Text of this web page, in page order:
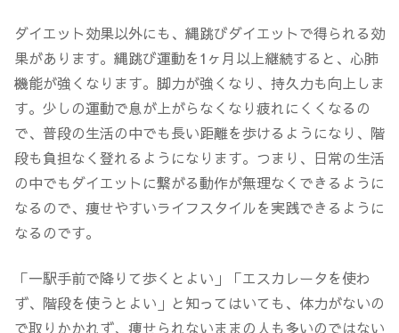
ダイエット効果以外にも、縄跳びダイエットで得られる効
果があります。縄跳び運動を1ヶ月以上継続すると、 心肺
機能が強くなり ます。 脚力が強くなり、持久力も向上 しま
す。少しの運動で息が上がらなくなり疲れにくくなるの
で、普段の生活の中でも長い距離を歩けるようになり、階
段も負担なく登れるようになります。つまり、
日常の生活
の中でもダイエットに繋がる動作が無理なくできるように
なるので、痩せやすいライフスタイルを実践できるように
なる のです。
「一駅手前で降りて歩くとよい」「エスカレータを使わ
ず、階段を使うとよい」と知ってはいても、体力がないの
で取りかかれず、痩せられないままの人も多いのではない